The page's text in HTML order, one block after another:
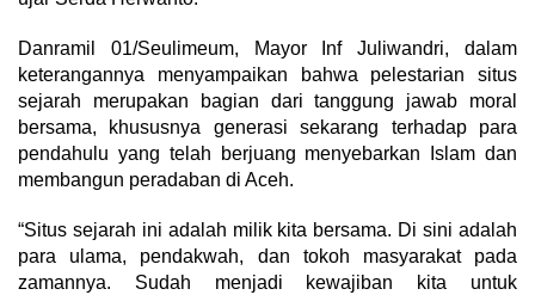
Danramil 01/Seulimeum, Mayor Inf Juliwandri, dalam
keterangannya menyampaikan bahwa pelestarian situs
sejarah merupakan bagian dari tanggung jawab moral
bersama, khususnya generasi sekarang terhadap para
pendahulu yang telah berjuang menyebarkan Islam dan
membangun peradaban di Aceh.
“Situs sejarah ini adalah milik kita bersama. Di sini adalah
para ulama, pendakwah, dan tokoh masyarakat pada
zamannya. Sudah menjadi kewajiban kita untuk